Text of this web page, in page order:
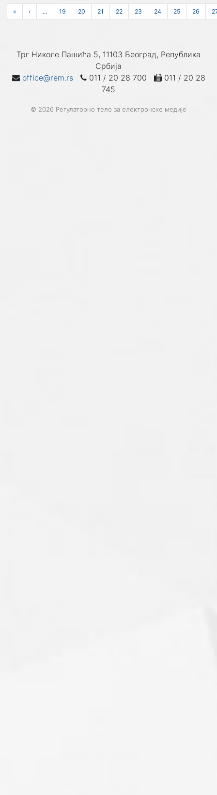
« ‹ ... 19 20 21 22 23 24 25 26
Трг Николе Пашића 5, 11103 Београд, Република
Србија
office@rem.rs
011 / 20 28 700
011 / 20 28
745
© 2026 Регулаторно тело за електронске медије